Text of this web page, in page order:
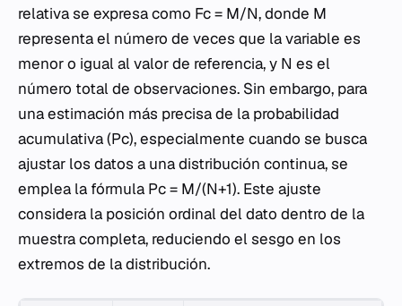
relativa se expresa como Fc = M/N, donde M
representa el número de veces que la variable es
menor o igual al valor de referencia, y N es el
número total de observaciones. Sin embargo, para
una estimación más precisa de la probabilidad
acumulativa (Pc), especialmente cuando se busca
ajustar los datos a una distribución continua, se
emplea la fórmula Pc = M/(N+1). Este ajuste
considera la posición ordinal del dato dentro de la
muestra completa, reduciendo el sesgo en los
extremos de la distribución.